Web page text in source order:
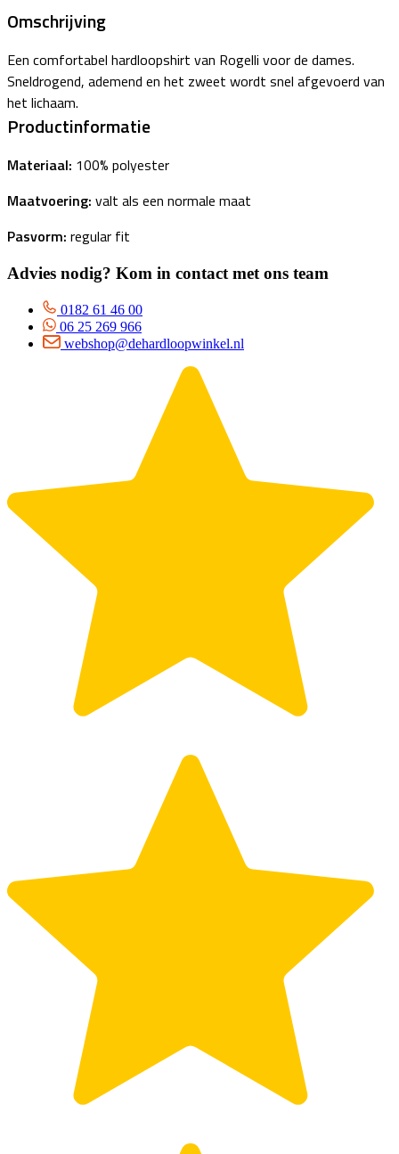
Omschrijving
Een comfortabel hardloopshirt van Rogelli voor de dames.
Sneldrogend, ademend en het zweet wordt snel afgevoerd van
het lichaam.
Productinformatie
Materiaal: 100% polyester
Maatvoering: valt als een normale maat
Pasvorm: regular fit
Advies nodig? Kom in contact met ons team
0182 61 46 00
06 25 269 966
webshop@dehardloopwinkel.nl